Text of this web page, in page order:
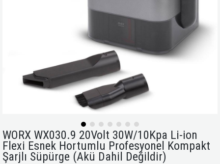
WORX WX030.9 20Volt 30W/10Kpa Li-ion
Flexi Esnek Hortumlu Profesyonel Kompakt
Şarjlı Süpürge (Akü Dahil Değildir)